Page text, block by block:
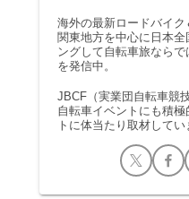
海外の最新ロードバイク
関東地方を中心に日本
ングして自転車旅なら
を発信中。
JBCF（実業団自転車競
自転車イベントにも積
トに体当たり取材してい